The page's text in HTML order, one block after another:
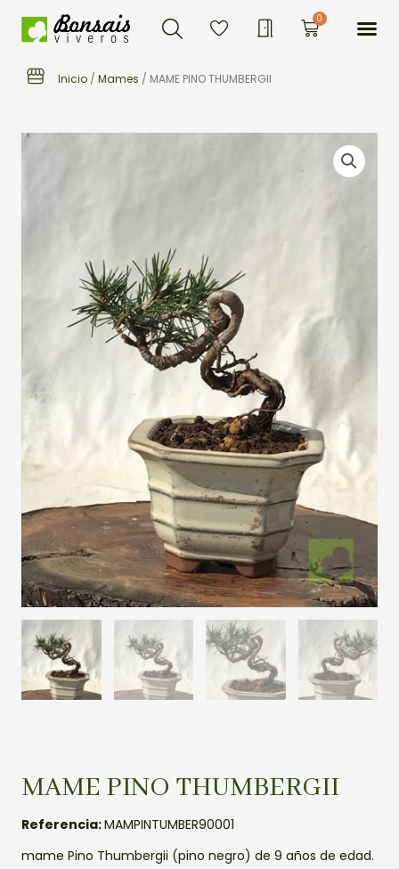
Buscar 0Carrito
Inicio / Mames / MAME PINO THUMBERGII
MAME PINO THUMBERGII
Referencia:MAMPINTUMBER90001
mame Pino Thumbergii (pino negro) de 9 años de edad.